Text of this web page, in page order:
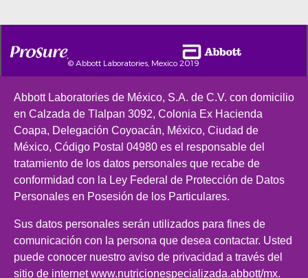
© Abbott Laboratories, Mexico 2019
Abbott Laboratories de México, S.A. de C.V. con domicilio
en Calzada de Tlalpan 3092, Colonia Ex Hacienda
Coapa, Delegación Coyoacán, México, Ciudad de
México, Código Postal 04980 es el responsable del
tratamiento de los datos personales que recabe de
conformidad con la Ley Federal de Protección de Datos
Personales en Posesión de los Particulares.
Sus datos personales serán utilizados para fines de
comunicación con la persona que desea contactar. Usted
puede conocer nuestro aviso de privacidad a través del
sitio de internet www.nutricionespecializada.abbott/mx.